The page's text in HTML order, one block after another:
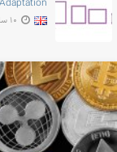
۱۰ سال قبل